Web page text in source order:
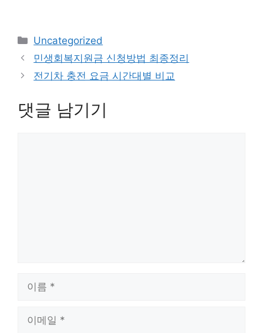
카
테
리
Uncategorized
민생회복지원금 신청방법 최종정리
전기차 충전 요금 시간대별 비교
댓글 남기기